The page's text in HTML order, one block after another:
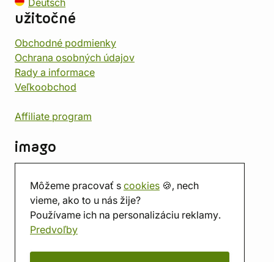
Môžeme pracovať s cookies 🍪, nech
vieme, ako to u nás žije?
Používame ich na personalizáciu reklamy.
Predvoľby
Deutsch
užitočné
Obchodné podmienky
Ochrana osobných údajov
Rady a informace
Veľkoobchod
Affiliate program
imago
Predajňa
Herňa
O nás
Hodnotenie obchodu